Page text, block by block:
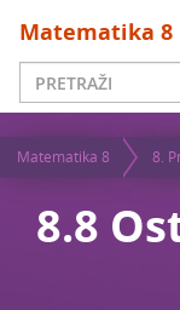
Matematika 8
Matematika 8 8.
8.8